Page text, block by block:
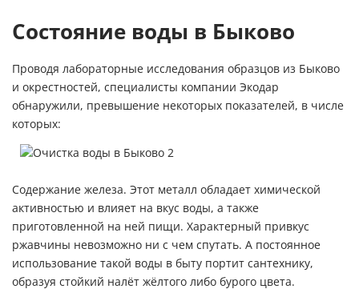
Состояние воды в Быково
Проводя лабораторные исследования образцов из Быково
и окрестностей, специалисты компании Экодар
обнаружили, превышение некоторых показателей, в числе
которых:
Содержание железа. Этот металл обладает химической
активностью и влияет на вкус воды, а также
приготовленной на ней пищи. Характерный привкус
ржавчины невозможно ни с чем спутать. А постоянное
использование такой воды в быту портит сантехнику,
образуя стойкий налёт жёлтого либо бурого цвета.